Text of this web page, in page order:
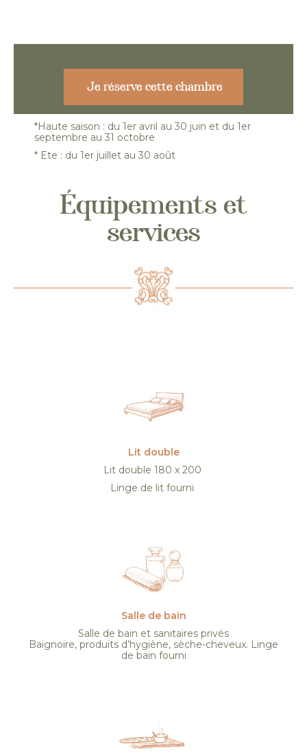
Je réserve cette chambre
*Haute saison : du 1er avril au 30 juin et du 1er
septembre au 31 octobre
* Ete : du 1er juillet au 30 août
Équipements et
services
Lit double
Lit double 180 x 200
Linge de lit fourni
Salle de bain
Salle de bain et sanitaires privés
Baignoire, produits d’hygiène, sèche-cheveux. Linge
de bain fourni